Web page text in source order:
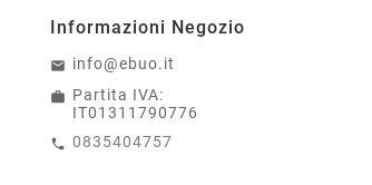
Informazioni Negozio
info@ebuo.it
Partita IVA:
IT01311790776
0835404757